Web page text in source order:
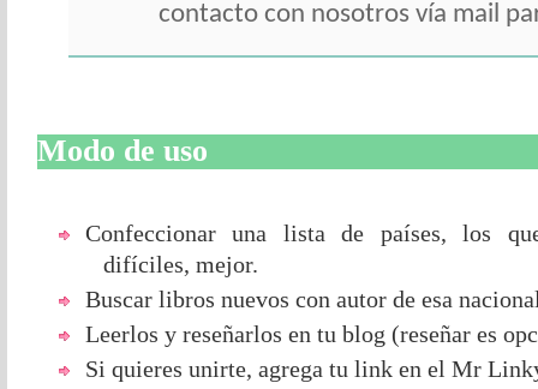
contacto con nosotros vía mail
Modo de uso
Confeccionar una lista de países, los
difíciles, mejor.
Buscar libros nuevos con autor de esa
Leerlos y reseñarlos en tu blog (reseñar es
Si quieres unirte, agrega tu link en el Mr